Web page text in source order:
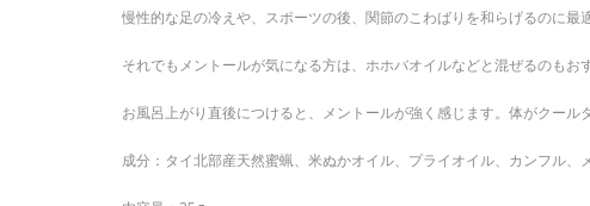
慢性的な足の冷えや、スポーツの後、関節のこわばりを和らげるのに最
それでもメントールが気になる方は、ホホバオイルなどと混ぜるのもお
お風呂上がり直後につけると、メントールが強く感じます。体がクール
成分：タイ北部産天然蜜蝋、米ぬかオイル、プライオイル、カンフル